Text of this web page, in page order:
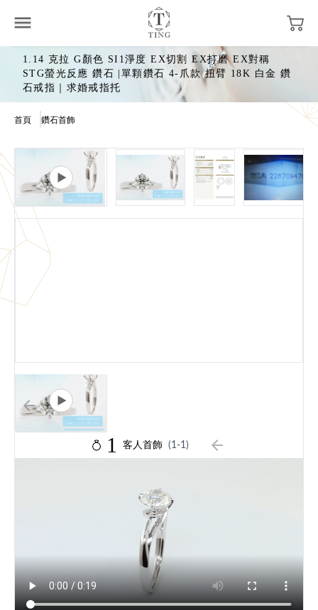
1.14 克拉 G顏色 SI1淨度 EX切割 EX打磨 EX對稱
STG螢光反應 鑽石 |單顆鑽石 4-爪款 扭臂 18K 白金 鑽
石戒指｜求婚戒指托
首頁 鑽石首飾
1 客人首飾 (1-1)